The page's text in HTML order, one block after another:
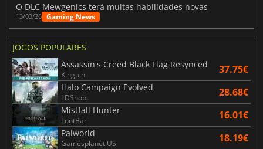
O DLC Mewgenics terá muitas habilidades novas
13/03/26 Gaming News
JOGOS POPULARES
Assassin's Creed Black Flag Resynced
Kinguin 37.75€
Halo Campaign Evolved
LDShop 28.68€
Mistfall Hunter
LootBar 16.01€
Palworld
Gamesplanet US 18.19€